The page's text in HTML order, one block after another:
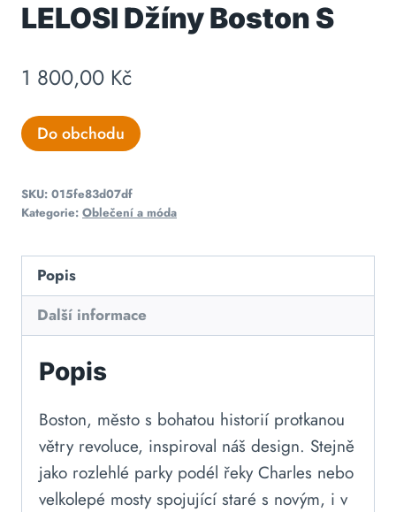
LELOSI Džíny Boston S
1 800,00 Kč
Do obchodu
SKU: 015fe83d07df
Kategorie: Oblečení a móda
Popis
Další informace
Popis
Boston, město s bohatou historií protkanou
větry revoluce, inspiroval náš design. Stejně
jako rozlehlé parky podél řeky Charles nebo
velkolepé mosty spojující staré s novým, i v